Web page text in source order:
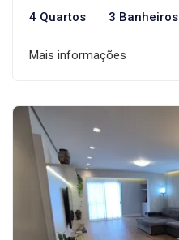
4 Quartos 3 Banheiros
Mais informações